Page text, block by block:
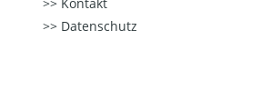
Datenschutz